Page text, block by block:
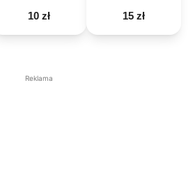
10 zł 15 zł
Reklama